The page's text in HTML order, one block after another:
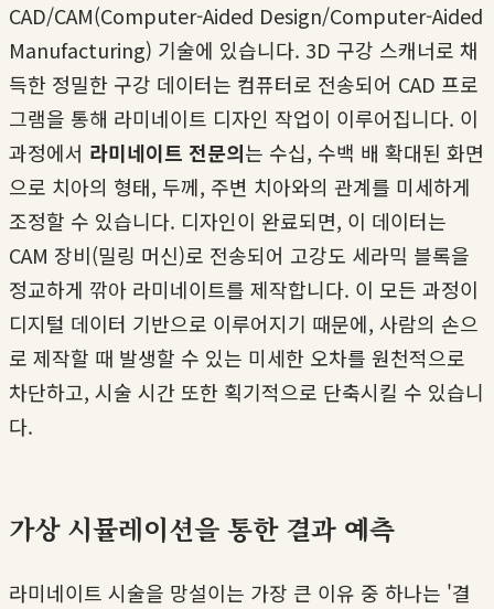
CAD/CAM(Computer-Aided Design/Computer-Aided
Manufacturing) 기술에 있습니다. 3D 구강 스캐너로 채
득한 정밀한 구강 데이터는 컴퓨터로 전송되어 CAD 프로
그램을 통해 라미네이트 디자인 작업이 이루어집니다. 이
과정에서 라미네이트 전문의는 수십, 수백 배 확대된 화면
으로 치아의 형태, 두께, 주변 치아와의 관계를 미세하게
조정할 수 있습니다. 디자인이 완료되면, 이 데이터는
CAM 장비(밀링 머신)로 전송되어 고강도 세라믹 블록을
정교하게 깎아 라미네이트를 제작합니다. 이 모든 과정이
디지털 데이터 기반으로 이루어지기 때문에, 사람의 손으
로 제작할 때 발생할 수 있는 미세한 오차를 원천적으로
차단하고, 시술 시간 또한 획기적으로 단축시킬 수 있습니
다.
가상 시뮬레이션을 통한 결과 예측
라미네이트 시술을 망설이는 가장 큰 이유 중 하나는 '결